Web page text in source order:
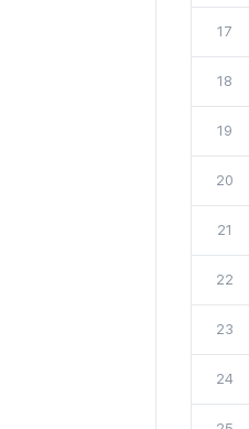
17
18
19
20
21
22
23
24